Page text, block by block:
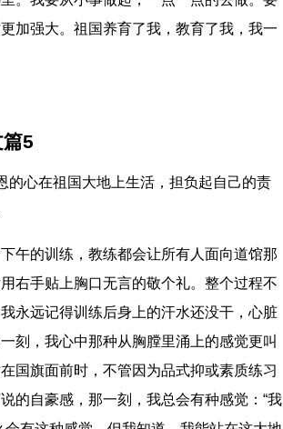
加强大。祖国养育了我，教育了我，我一
5
的心在祖国大地上生活，担负起自己的责
午的训练，教练都会让所有人面向道馆那
右手贴上胸口无言的敬个礼。整个过程不
永远记得训练后身上的汗水还没干，心脏
刻，我心中那种从胸膛里涌上的感觉更叫
国旗面前时，不管因为品式抑或素质练习
的自豪感，那一刻，我总会有种感觉：“我